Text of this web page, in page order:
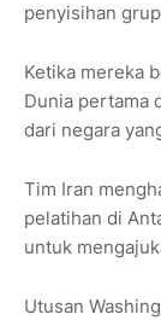
penyisihan
Ketika mereka
Dunia pertama
dari negara
Tim Iran
pelatihan di
untuk
Utusan